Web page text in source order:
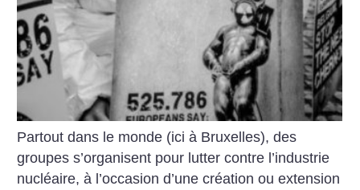
Partout dans le monde (ici à Bruxelles), des
groupes s’organisent pour lutter contre l’industrie
nucléaire, à l’occasion d’une création ou extension